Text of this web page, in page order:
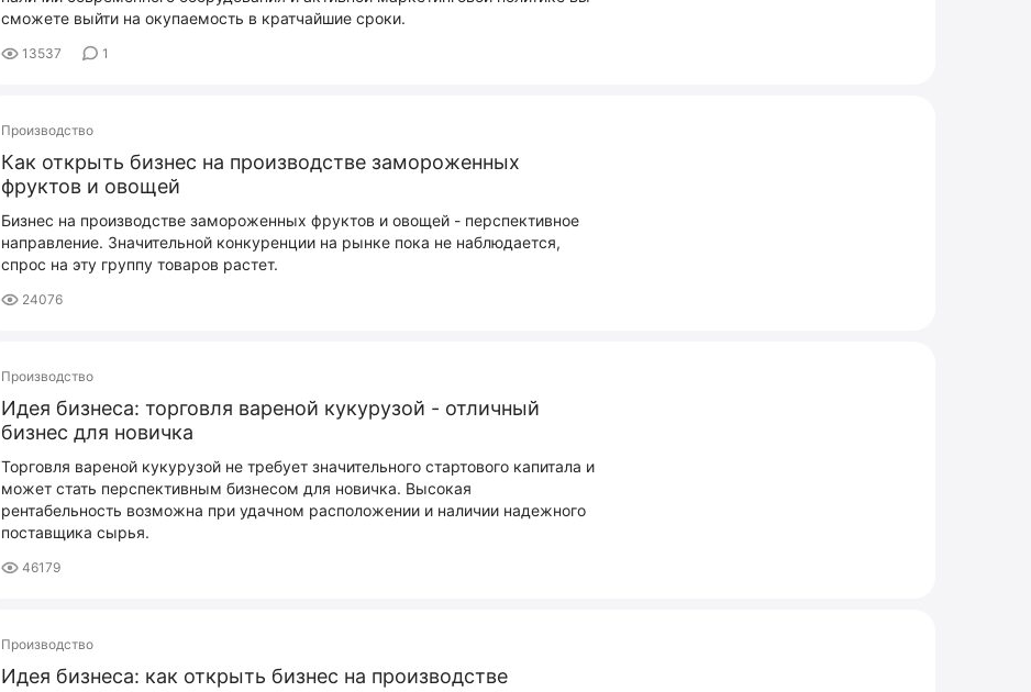
сможете выйти на окупаемость в кратчайшие сроки.
13537 1
Производство
Как открыть бизнес на производстве замороженных
фруктов и овощей
Бизнес на производстве замороженных фруктов и овощей - перспективное
направление. Значительной конкуренции на рынке пока не наблюдается,
спрос на эту группу товаров растет.
24076
Производство
Идея бизнеса: торговля вареной кукурузой - отличный
бизнес для новичка
Торговля вареной кукурузой не требует значительного стартового капитала и
может стать перспективным бизнесом для новичка. Высокая
рентабельность возможна при удачном расположении и наличии надежного
поставщика сырья.
46179
Производство
Идея бизнеса: как открыть бизнес на производстве